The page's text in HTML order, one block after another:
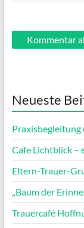
Neueste
Praxisbegleitung
Cafe Lichtblick –
Eltern-Trauer-
„Baum der
Trauercafé